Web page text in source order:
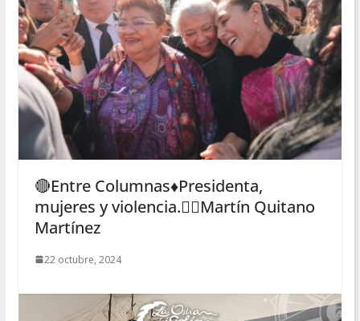
🔴Entre Columnas♦️Presidenta,
mujeres y violencia.✍🏻Martín Quitano
Martínez
22 octubre, 2024